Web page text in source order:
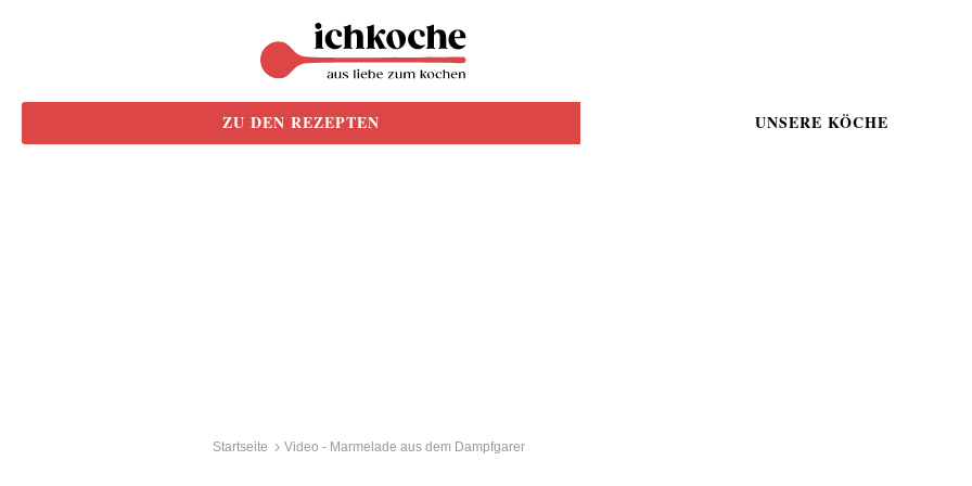
ZU DEN REZEPTEN UNSERE KÖCHE
Startseite Video - Marmelade aus dem Dampfgarer